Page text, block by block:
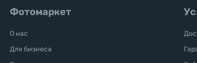
Фотомаркет
О нас
Для бизнеса